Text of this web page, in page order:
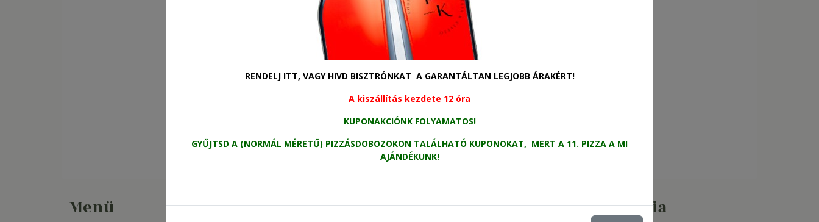
Kiemelt akciók
Menü Közösségi média
RENDELJ ITT, VAGY HíVD BISZTRÓNKAT A GARANTÁLTAN LEGJOBB ÁRAKÉRT!
A kiszállítás kezdete 12 óra
KUPONAKCIÓNK FOLYAMATOS!
GYŰJTSD A (NORMÁL MÉRETŰ) PIZZÁSDOBOZOKON TALÁLHATÓ KUPONOKAT, MERT A 11. PIZZA A MI
AJÁNDÉKUNK!